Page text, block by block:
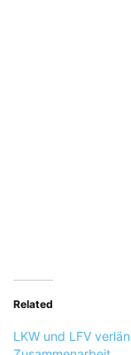
Related
LKW und LFV